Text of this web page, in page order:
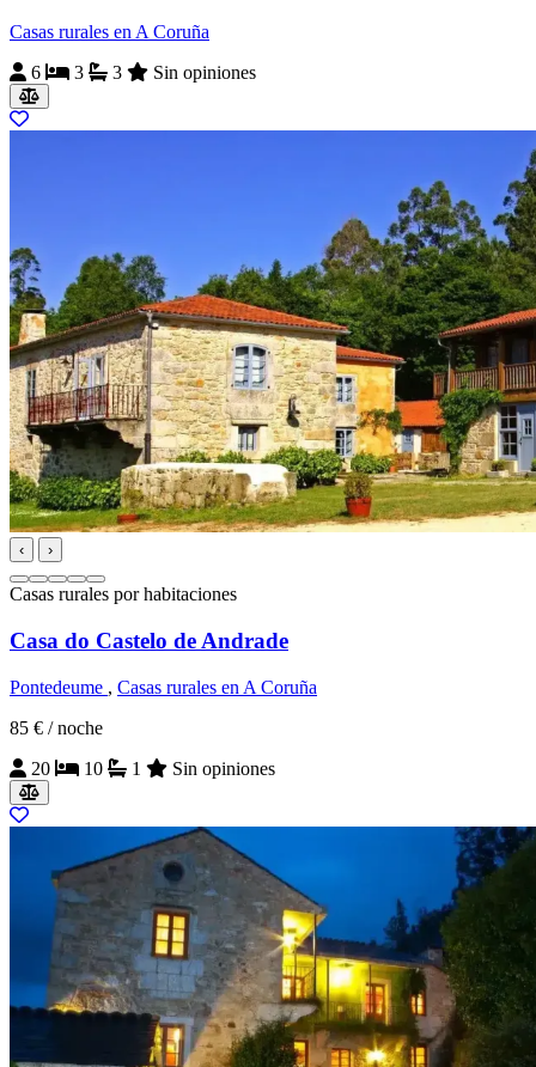
Casas rurales en A Coruña
6
3 3 Sin opiniones
‹ ›
Casas rurales por habitaciones
Casa do Castelo de Andrade
Pontedeume , Casas rurales en A Coruña
85 € / noche
20
10 1 Sin opiniones